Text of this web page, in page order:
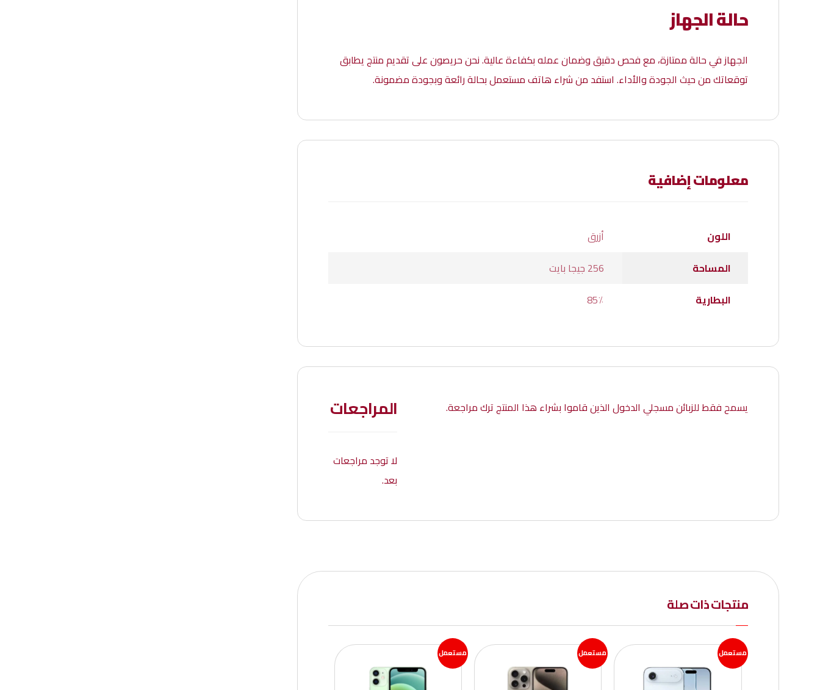
حالة الجهاز
الجهاز في حالة ممتازة، مع فحص دقيق وضمان عمله بكفاءة عالية. نحن حريصون على تقديم منتج يطابق
توقعاتك من حيث الجودة والأداء. استفد من شراء هاتف مستعمل بحالة رائعة وبجودة مضمونة.
معلومات إضافية
اللون
أزرق
المساحة
256 جيجا بايت
البطارية
85٪
المراجعات
لا توجد مراجعات
بعد.
يسمح فقط للزبائن مسجلي الدخول الذين قاموا بشراء هذا المنتج ترك مراجعة.
منتجات ذات صلة
مستعمل مستعمل مستعمل